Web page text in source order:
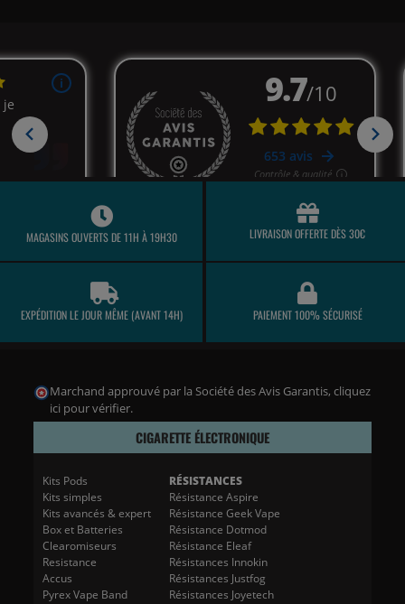
MAGASINS OUVERTS DE 11H À 19H30 LIVRAISON OFFERTE DÈS 30€
EXPÉDITION LE JOUR MÊME (AVANT 14H) PAIEMENT 100% SÉCURISÉ
Marchand approuvé par la Société des Avis Garantis, cliquez
ici pour vérifier.
CIGARETTE ÉLECTRONIQUE
Kits Pods
Kits simples
Kits avancés & expert
Box et Batteries
Clearomiseurs
Resistance
Accus
Pyrex Vape Band
RÉSISTANCES
Résistance Aspire
Résistance Geek Vape
Résistance Dotmod
Résistance Eleaf
Résistances Innokin
Résistances Justfog
Résistances Joyetech